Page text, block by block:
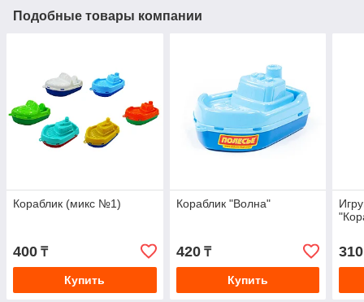
Подобные товары компании
Кораблик (микс №1)
400 ₸
Купить
Кораблик "Волна"
420₸
Купить
310